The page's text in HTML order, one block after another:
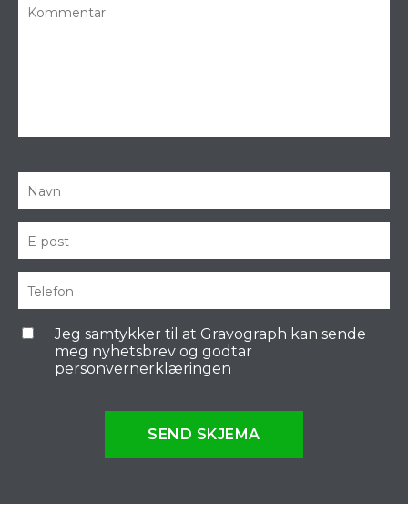
Jeg samtykker til at Gravograph kan sende
meg nyhetsbrev og godtar
personvernerklæringen
SEND SKJEMA